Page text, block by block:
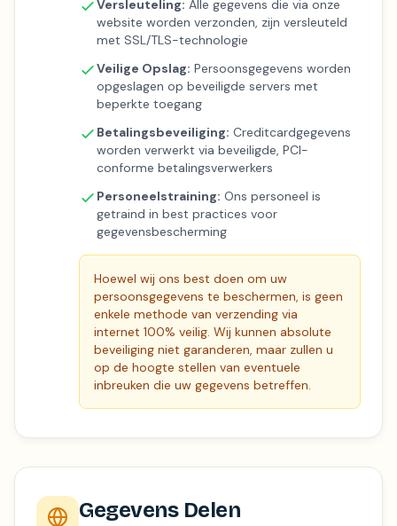
Versleuteling: Alle gegevens die via onze
website worden verzonden, zijn versleuteld
met SSL/TLS-technologie
Veilige Opslag: Persoonsgegevens worden
opgeslagen op beveiligde servers met
beperkte toegang
Betalingsbeveiliging: Creditcardgegevens
worden verwerkt via beveiligde, PCI-
conforme betalingsverwerkers
Personeelstraining: Ons personeel is
getraind in best practices voor
gegevensbescherming
Hoewel wij ons best doen om uw
persoonsgegevens te beschermen, is geen
enkele methode van verzending via
internet 100% veilig. Wij kunnen absolute
beveiliging niet garanderen, maar zullen u
op de hoogte stellen van eventuele
inbreuken die uw gegevens betreffen.
Gegevens Delen